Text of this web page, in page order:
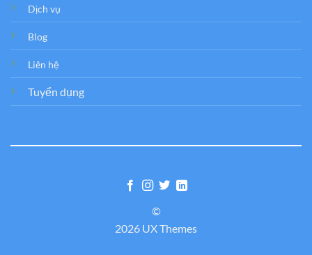
Dịch vụ
Blog
Liên hệ
Tuyển dụng
©
2026 UX Themes